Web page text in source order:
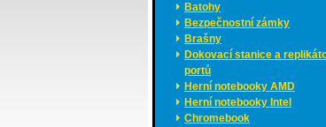
Batohy
Bezpečnostní zámky
Brašny
Dokovací stanice a
portů
Herní notebooky AMD
Herní notebooky Intel
Chromebook